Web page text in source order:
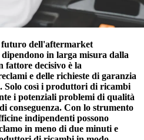
futuro dell'aftermarket
in larga misura dalla
decisivo è la
e delle richieste di garanzia
Solo così i produttori di ricambi
i potenziali problemi di qualità
conseguenza. Con lo strumento
indipendenti possono
in meno di due minuti e